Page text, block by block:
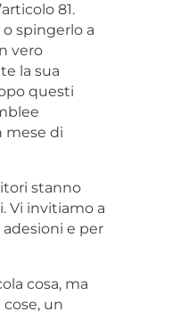
81.
spingerlo a
vero
la sua
questi
mese di
stanno
Vi invitiamo a
e per
cosa, ma
un